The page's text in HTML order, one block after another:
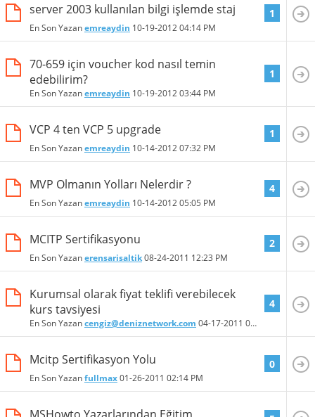
server 2003 kullanılan bilgi işlemde staj
En Son Yazanemreaydin 10-19-201204:14 PM
1
70-659 için voucher kod nasıl temin
edebilirim?
En Son Yazanemreaydin 10-19-201203:44 PM
1
VCP 4 ten VCP 5 upgrade
En Son Yazanemreaydin 10-14-201207:32 PM
1
MVP Olmanın Yolları Nelerdir ?
En Son Yazanemreaydin 10-14-201205:05 PM
4
MCITP Sertifikasyonu
En Son Yazanerensarisaltik08-24-2011 12:23 PM
2
Kurumsal olarak fiyat teklifi verebilecek
kurs tavsiyesi
En Son Yazancengiz@deniznetwork.com 04-17-2011 05:59 PM
4
Mcitp Sertifikasyon Yolu
En Son Yazanfullmax01-26-2011 02:14 PM
0